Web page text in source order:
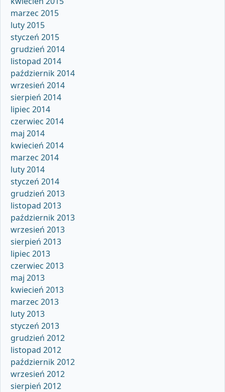
marzec 2015
luty 2015
styczeń 2015
grudzień 2014
listopad 2014
październik 2014
wrzesień 2014
sierpień 2014
lipiec 2014
czerwiec 2014
maj 2014
kwiecień 2014
marzec 2014
luty 2014
styczeń 2014
grudzień 2013
listopad 2013
październik 2013
wrzesień 2013
sierpień 2013
lipiec 2013
czerwiec 2013
maj 2013
kwiecień 2013
marzec 2013
luty 2013
styczeń 2013
grudzień 2012
listopad 2012
październik 2012
wrzesień 2012
sierpień 2012